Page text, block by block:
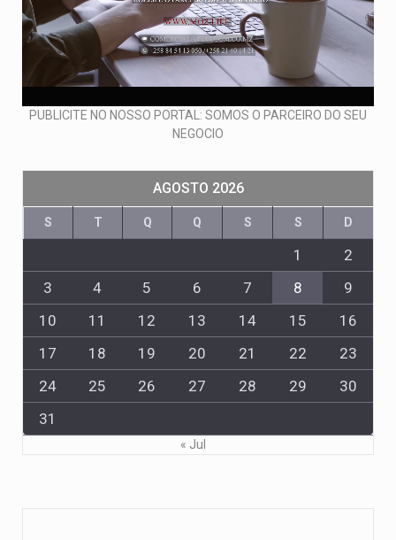
PUBLICITE NO NOSSO PORTAL: SOMOS O PARCEIRO DO SEU
NEGOCIO
AGOSTO 2026
S T Q Q S S D
1
2
3
4 5 6 7 8
9
10
11 12 13 14 15
16
17
18 19 20 21 22
23
24
25 26 27 28 29
30
31
« Jul